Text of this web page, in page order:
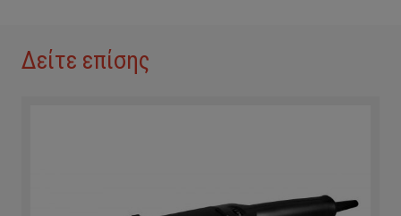
Δείτε επίσης